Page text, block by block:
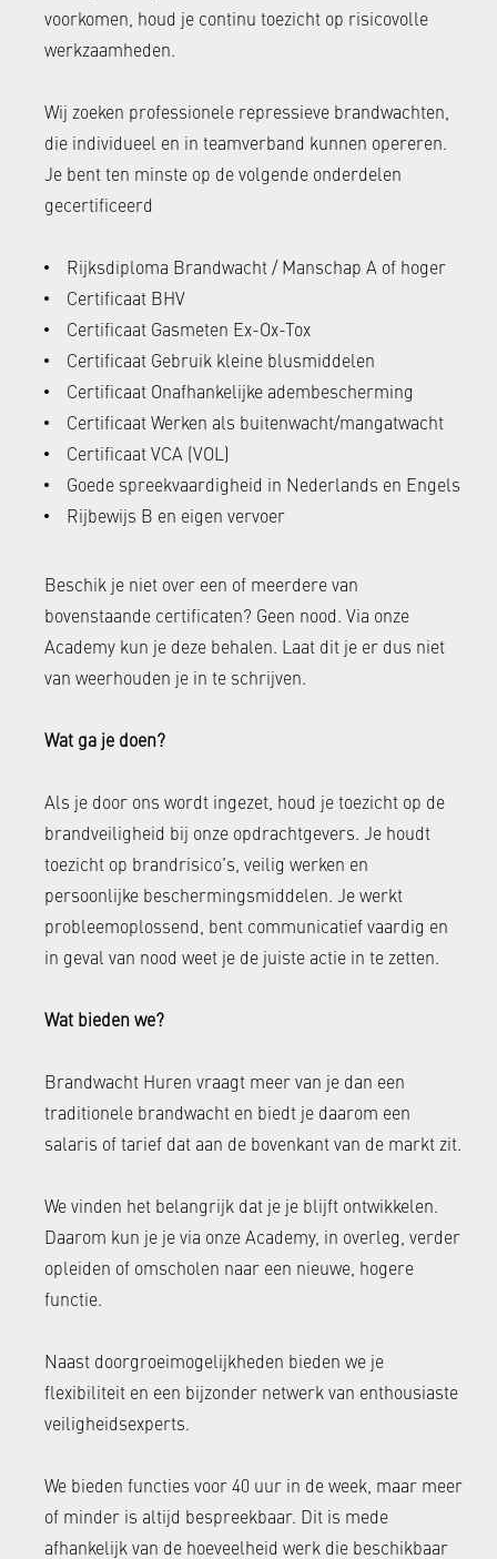
voorkomen, houd je continu toezicht op risicovolle
werkzaamheden.
Wij zoeken professionele repressieve brandwachten,
die individueel en in teamverband kunnen opereren.
Je bent ten minste op de volgende onderdelen
gecertificeerd
Rijksdiploma Brandwacht / Manschap A of hoger
Certificaat BHV
Certificaat Gasmeten Ex-Ox-Tox
Certificaat Gebruik kleine blusmiddelen
Certificaat Onafhankelijke adembescherming
Certificaat Werken als buitenwacht/mangatwacht
Certificaat VCA (VOL)
Goede spreekvaardigheid in Nederlands en Engels
Rijbewijs B en eigen vervoer
Beschik je niet over een of meerdere van
bovenstaande certificaten? Geen nood. Via onze
Academy kun je deze behalen. Laat dit je er dus niet
van weerhouden je in te schrijven.
Wat ga je doen?
Als je door ons wordt ingezet, houd je toezicht op de
brandveiligheid bij onze opdrachtgevers. Je houdt
toezicht op brandrisico’s, veilig werken en
persoonlijke beschermingsmiddelen. Je werkt
probleemoplossend, bent communicatief vaardig en
in geval van nood weet je de juiste actie in te zetten.
Wat bieden we?
Brandwacht Huren vraagt meer van je dan een
traditionele brandwacht en biedt je daarom een
salaris of tarief dat aan de bovenkant van de markt zit.
We vinden het belangrijk dat je je blijft ontwikkelen.
Daarom kun je je via onze Academy, in overleg, verder
opleiden of omscholen naar een nieuwe, hogere
functie.
Naast doorgroeimogelijkheden bieden we je
flexibiliteit en een bijzonder netwerk van enthousiaste
veiligheidsexperts.
We bieden functies voor 40 uur in de week, maar meer
of minder is altijd bespreekbaar. Dit is mede
afhankelijk van de hoeveelheid werk die beschikbaar